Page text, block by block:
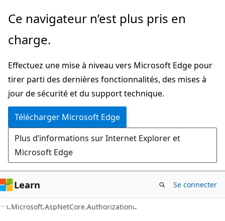
Passer
directement
au
principal
Passer
la
dans
la
page
Ce navigateur n’est plus pris en
charge.
Effectuez une mise à niveau vers Microsoft Edge pour
tirer parti des dernières fonctionnalités, des mises à
jour de sécurité et du support technique.
Télécharger Microsoft Edge
Plus d’informations sur Internet Explorer et
Microsoft Edge
Learn Se connecter
Microsoft.AspNetCore.Authorization